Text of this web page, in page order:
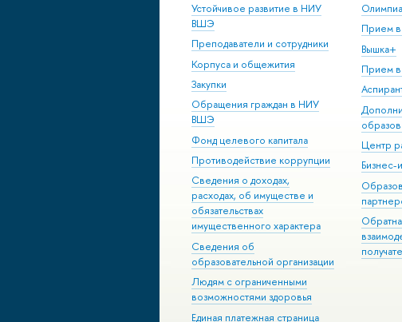
Устойчивое развитие в НИУ
ВШЭ
Преподаватели и сотрудники
Корпуса и общежития
Закупки
Обращения граждан в НИУ
ВШЭ
Фонд целевого капитала
Противодействие коррупции
Сведения о доходах,
расходах, об имуществе и
обязательствах
имущественного характера
Сведения об
образовательной организации
Людям с ограниченными
возможностями здоровья
Единая платежная страница
Прием в
Вышка+
Прием в
Центр